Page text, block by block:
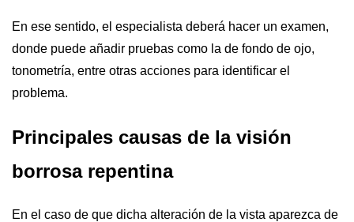
En ese sentido, el especialista deberá hacer un examen,
donde puede añadir pruebas como la de fondo de ojo,
tonometría, entre otras acciones para identificar el
problema.
Principales causas de la visión
borrosa repentina
En el caso de que dicha alteración de la vista aparezca de